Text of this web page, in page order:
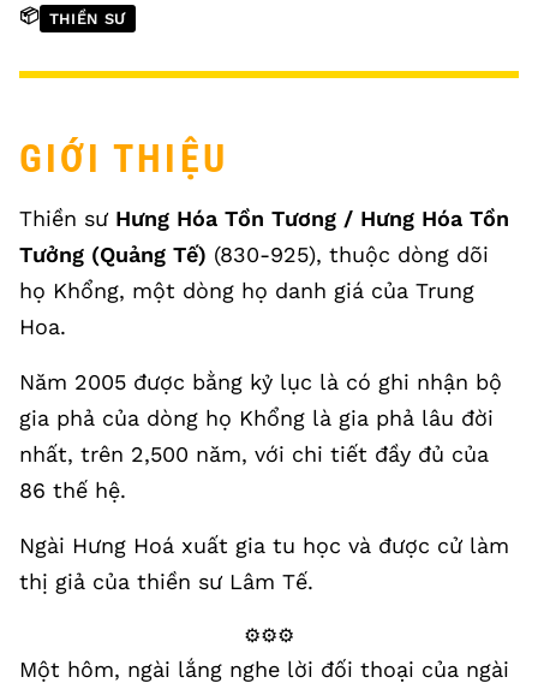
📦 THIỀN SƯ
GIỚI THIỆU
Thiền sư Hưng Hóa Tồn Tương / Hưng Hóa Tồn
Tưởng (Quảng Tế) (830-925), thuộc dòng dõi
họ Khổng, một dòng họ danh giá của Trung
Hoa.
Năm 2005 được bằng kỷ lục là có ghi nhận bộ
gia phả của dòng họ Khổng là gia phả lâu đời
nhất, trên 2,500 năm, với chi tiết đầy đủ của
86 thế hệ.
Ngài Hưng Hoá xuất gia tu học và được cử làm
thị giả của thiền sư Lâm Tế.
⚙️⚙️⚙️
Một hôm, ngài lắng nghe lời đối thoại của ngài